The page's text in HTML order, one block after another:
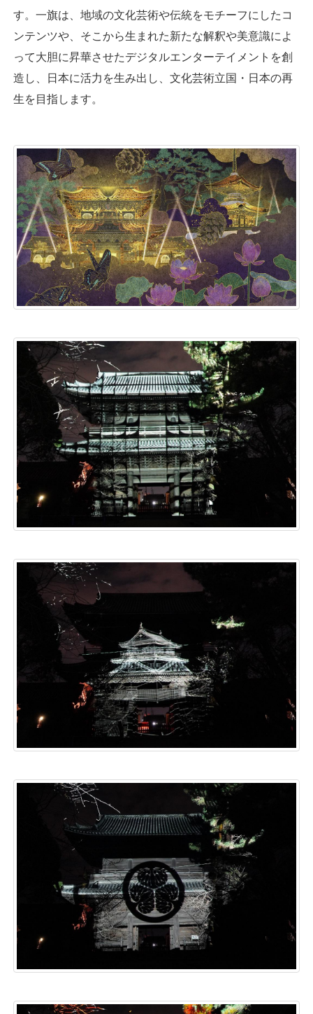
す。一旗は、地域の文化芸術や伝統をモチーフにしたコ
ンテンツや、そこから生まれた新たな解釈や美意識によ
って大胆に昇華させたデジタルエンターテイメントを創
造し、日本に活力を生み出し、文化芸術立国・日本の再
生を目指します。